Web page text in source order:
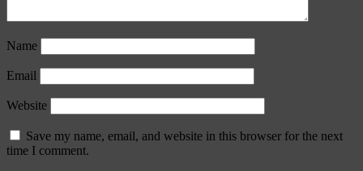
Name
Email
Website
Save my name, email, and website in this browser for the next
time I comment.